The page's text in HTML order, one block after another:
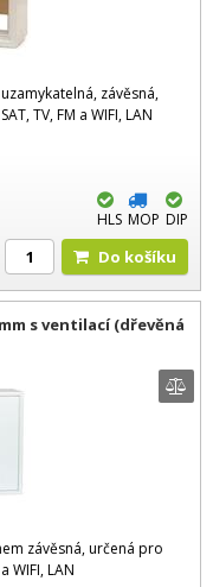
závěsná,
TV, FM a WIFI, LAN
HLS MOP DIP
Do košíku
s ventilací (dřevěná
závěsná, určená pro
WIFI, LAN